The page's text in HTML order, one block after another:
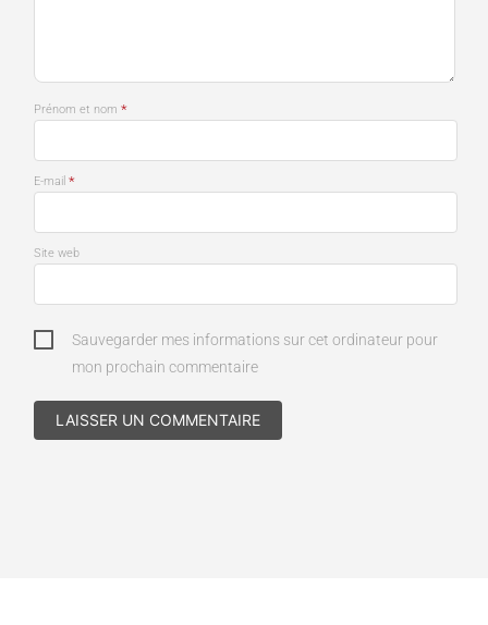
Prénom et nom *
E-mail *
Site web
Sauvegarder mes informations sur cet ordinateur pour
mon prochain commentaire